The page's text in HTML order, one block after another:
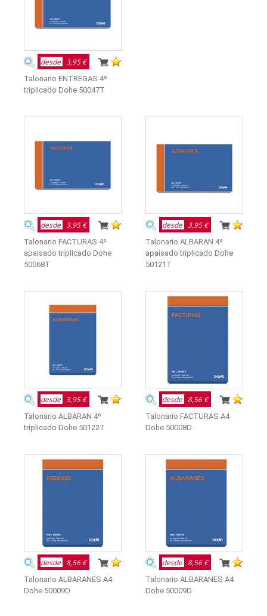
desde 3,95 €
Talonario ENTREGAS 4º
triplicado Dohe 50047T
desde 3,95 €
Talonario FACTURAS 4º
apaisado triplicado Dohe
50068T
desde 3,95 €
Talonario ALBARAN 4º
apaisado triplicado Dohe
50121T
desde 3,95 €
Talonario ALBARAN 4º
triplicado Dohe 50122T
desde 8,56 €
Talonario FACTURAS A4
Dohe 50008D
desde 8,56 €
Talonario ALBARANES A4
Dohe 50009D
desde 8,56 €
Talonario ALBARANES A4
Dohe 50009D